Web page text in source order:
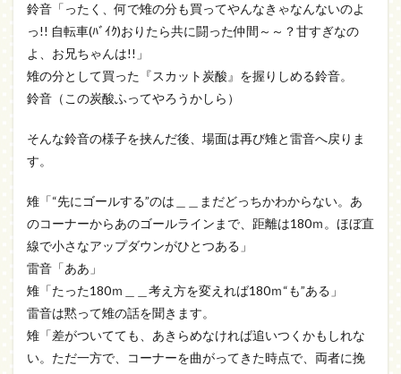
鈴音「ったく、何で雉の分も買ってやんなきゃなんないのよ
っ!! 自転車(ﾊﾞｲｸ)おりたら共に闘った仲間～～？甘すぎなの
よ、お兄ちゃんは!!」
雉の分として買った『スカット炭酸』を握りしめる鈴音。
鈴音（この炭酸ふってやろうかしら）
そんな鈴音の様子を挟んだ後、場面は再び雉と雷音へ戻りま
す。
雉「“先にゴールする”のは＿＿まだどっちかわからない。あ
のコーナーからあのゴールラインまで、距離は180ｍ。ほぼ直
線で小さなアップダウンがひとつある」
雷音「ああ」
雉「たった180ｍ＿＿考え方を変えれば180ｍ“も”ある」
雷音は黙って雉の話を聞きます。
雉「差がついてても、あきらめなければ追いつくかもしれな
い。ただ一方で、コーナーを曲がってきた時点で、両者に挽